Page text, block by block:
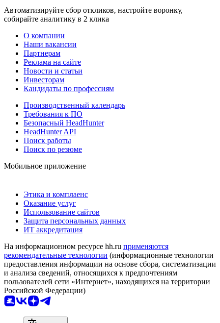
Автоматизируйте сбор откликов, настройте воронку,
собирайте аналитику в 2 клика
О компании
Наши вакансии
Партнерам
Реклама на сайте
Новости и статьи
Инвесторам
Кандидаты по профессиям
Производственный календарь
Требования к ПО
Безопасный HeadHunter
HeadHunter API
Поиск работы
Поиск по резюме
Мобильное приложение
Этика и комплаенс
Оказание услуг
Использование сайтов
Защита персональных данных
ИТ аккредитация
На информационном ресурсе hh.ru применяются
рекомендательные технологии (информационные технологии
предоставления информации на основе сбора, систематизации
и анализа сведений, относящихся к предпочтениям
пользователей сети «Интернет», находящихся на территории
Российской Федерации)